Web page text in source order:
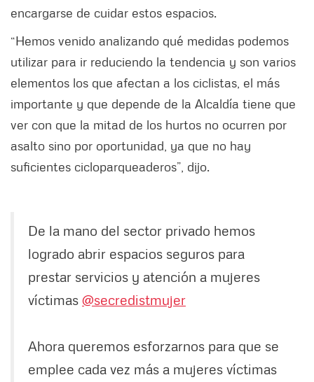
encargarse de cuidar estos espacios.
“Hemos venido analizando qué medidas podemos
utilizar para ir reduciendo la tendencia y son varios
elementos los que afectan a los ciclistas, el más
importante y que depende de la Alcaldía tiene que
ver con que la mitad de los hurtos no ocurren por
asalto sino por oportunidad, ya que no hay
suficientes cicloparqueaderos”, dijo.
De la mano del sector privado hemos
logrado abrir espacios seguros para
prestar servicios y atención a mujeres
víctimas @secredistmujer
Ahora queremos esforzarnos para que se
emplee cada vez más a mujeres víctimas